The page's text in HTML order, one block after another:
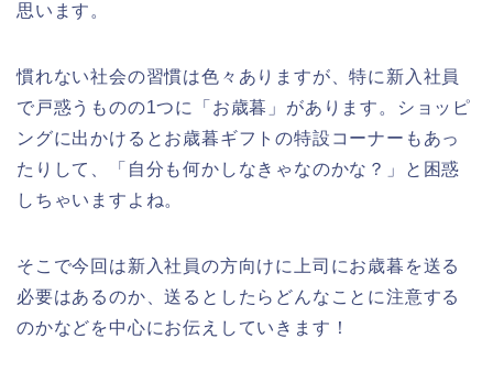
思います。
慣れない社会の習慣は色々ありますが、特に新入社員
で戸惑うものの1つに「お歳暮」があります。ショッピ
ングに出かけるとお歳暮ギフトの特設コーナーもあっ
たりして、「自分も何かしなきゃなのかな？」と困惑
しちゃいますよね。
そこで今回は新入社員の方向けに上司にお歳暮を送る
必要はあるのか、送るとしたらどんなことに注意する
のかなどを中心にお伝えしていきます！